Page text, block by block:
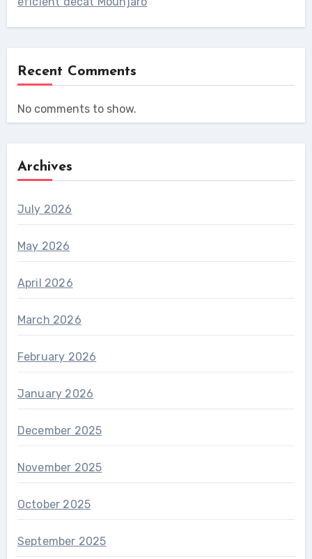
Recent Comments
No comments to show.
Archives
July 2026
May 2026
April 2026
March 2026
February 2026
January 2026
December 2025
November 2025
October 2025
September 2025